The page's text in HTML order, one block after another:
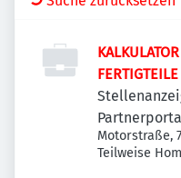
FERTIGTEILE
Motorstraße,
Teilweise